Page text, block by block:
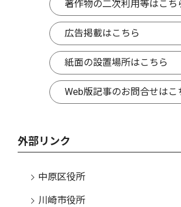
著作物の二次利用等はこち
広告掲載はこちら
紙面の設置場所はこちら
Web版記事のお問合せはこ
外部リンク
中原区役所
川崎市役所